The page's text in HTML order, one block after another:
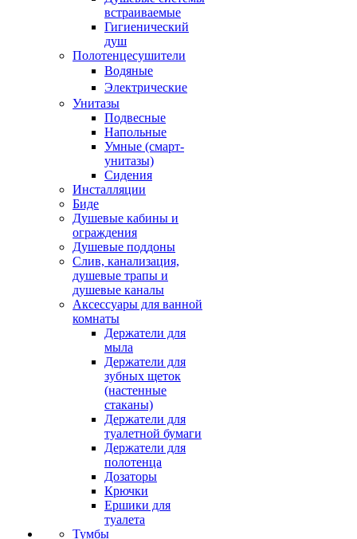
встраиваемые
Гигиенический
душ
Полотенцесушители
ㅤВодяные
ㅤЭлектрические
Унитазы
Подвесные
Напольные
Умные (смарт-
унитазы)
Сидения
Инсталляции
Биде
Душевые кабины и
ограждения
Душевые поддоны
Слив, канализация,
душевые трапы и
душевые каналы
Аксессуары для ванной
комнаты
Держатели для
мыла
Держатели для
зубных щеток
(настенные
стаканы)
Держатели для
туалетной бумаги
Держатели для
полотенца
Дозаторы
Крючки
Ершики для
туалета
Тумбы